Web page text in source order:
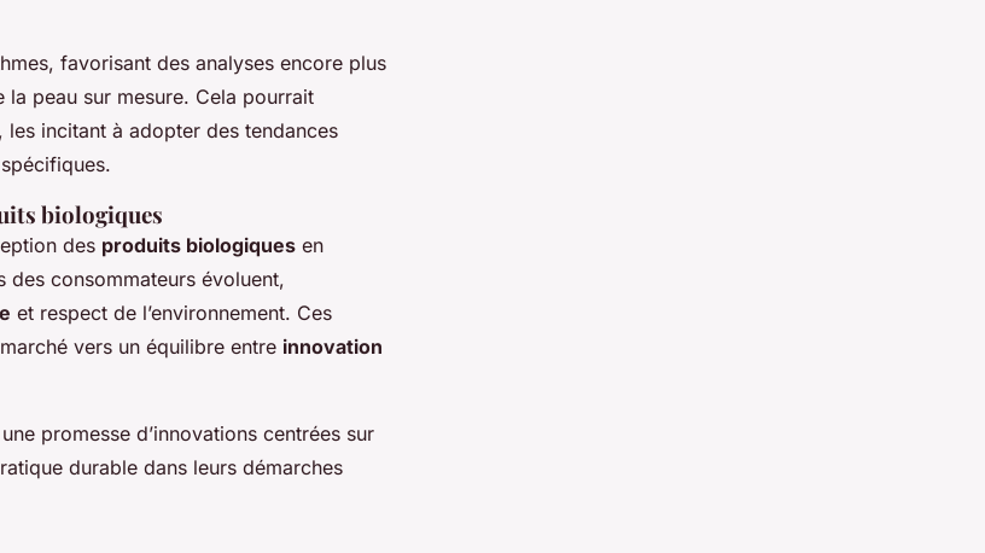
favorisant des analyses encore plus
peau sur mesure. Cela pourrait
incitant à adopter des tendances
biologiques
des produits biologiques en
des consommateurs évoluent,
et respect de l’environnement. Ces
vers un équilibre entre innovation
promesse d’innovations centrées sur
durable dans leurs démarches